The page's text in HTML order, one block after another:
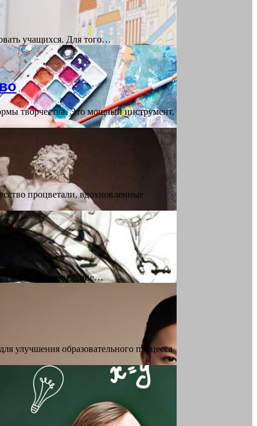
учащихся. Для того…
творчества. Это мощный инструмент,
процветали, вдохновленные
в произведение…
улучшения образовательного процесса